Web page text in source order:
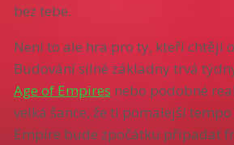
bez tebe.
Není to ale hra pro ty, kteří chtějí
Budování silné základny trvá
Age of Empires nebo podobné
velká šance, že ti pomalejší
Empire bude zpočátku připadat